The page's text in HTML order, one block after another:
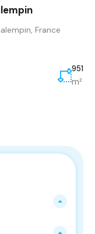
France
951
m²